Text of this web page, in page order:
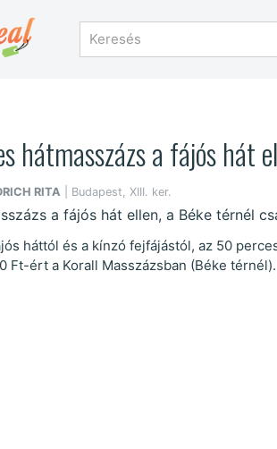
hátmasszázs a fájós hát
RITA | Budapest, XIII. ker.
háttól és a kínzó fejfájástól, az 50
Ft-ért a Korall Masszázsban (Béke térnél).